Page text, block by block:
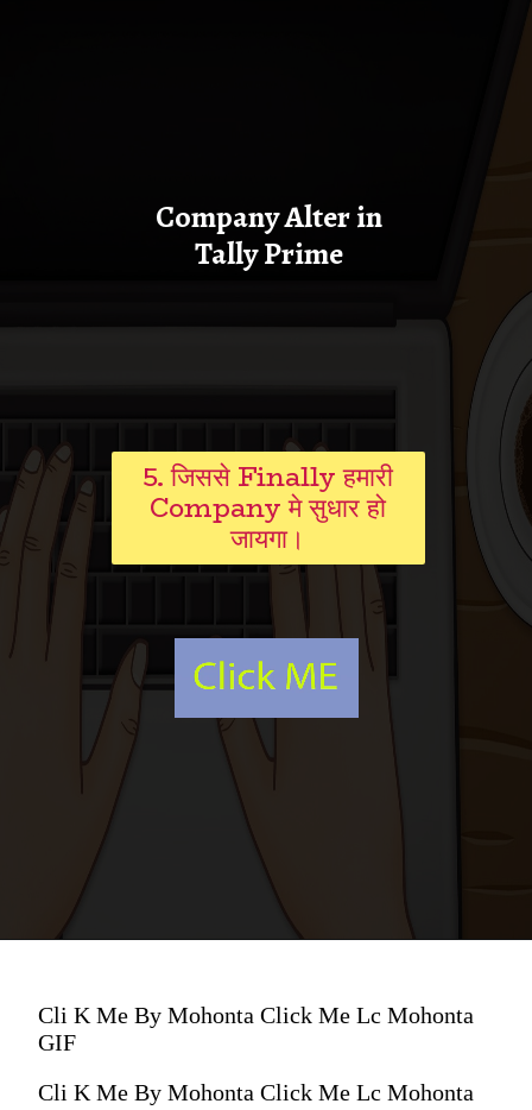
5. जिससे Finally हमारी
Company मे सुधार हो
जायगा।
Company Alter in
Tally Prime
Cli K Me By Mohonta Click Me Lc Mohonta
GIF
Cli K Me By Mohonta Click Me Lc Mohonta